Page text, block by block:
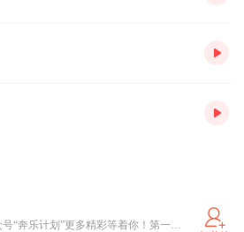
关注官方微信公众号“奔乐计划”更多精彩等着你！第一时间发布最新最潮的华语流行音乐，不容错过！